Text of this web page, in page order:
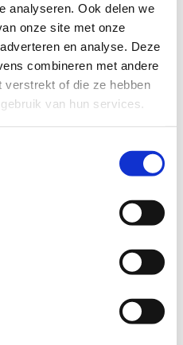
analyseren. Ook delen we
onze site met onze
en analyse. Deze
combineren met andere
verstrekt of die ze hebben
van hun services.
uit